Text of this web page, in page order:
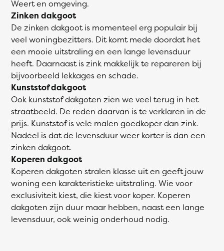
Weert en omgeving.
Zinken dakgoot
De zinken dakgoot is momenteel erg populair bij
veel woningbezitters. Dit komt mede doordat het
een mooie uitstraling en een lange levensduur
heeft. Daarnaast is zink makkelijk te repareren bij
bijvoorbeeld lekkages en schade.
Kunststof dakgoot
Ook kunststof dakgoten zien we veel terug in het
straatbeeld. De reden daarvan is te verklaren in de
prijs. Kunststof is vele malen goedkoper dan zink.
Nadeel is dat de levensduur weer korter is dan een
zinken dakgoot.
Koperen dakgoot
Koperen dakgoten stralen klasse uit en geeft jouw
woning een karakteristieke uitstraling. Wie voor
exclusiviteit kiest, die kiest voor koper. Koperen
dakgoten zijn duur maar hebben, naast een lange
levensduur, ook weinig onderhoud nodig.